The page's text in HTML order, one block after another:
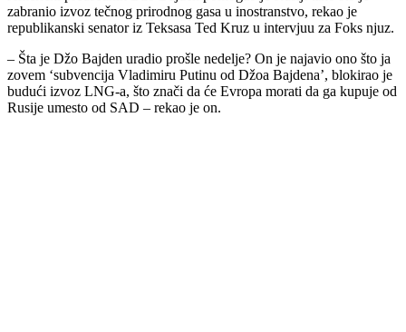
zabranio izvoz tečnog prirodnog gasa u inostranstvo, rekao je
republikanski senator iz Teksasa Ted Kruz u intervjuu za Foks njuz.
– Šta je Džo Bajden uradio prošle nedelje? On je najavio ono što ja
zovem ‘subvencija Vladimiru Putinu od Džoa Bajdena’, blokirao je
budući izvoz LNG-a, što znači da će Evropa morati da ga kupuje od
Rusije umesto od SAD – rekao je on.